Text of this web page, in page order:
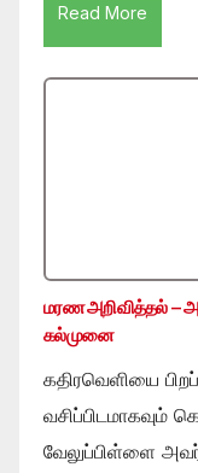
Read More
மரண அறிவித்தல் –
கல்முனை
கதிரவெளியை
வசிப்பிடமாகவும்
வேலுப்பிள்ளை